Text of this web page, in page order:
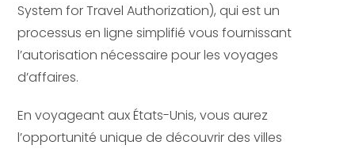
System for Travel Authorization), qui est un
processus en ligne simplifié vous fournissant
l’autorisation nécessaire pour les voyages
d’affaires.
En voyageant aux États-Unis, vous aurez
l’opportunité unique de découvrir des villes